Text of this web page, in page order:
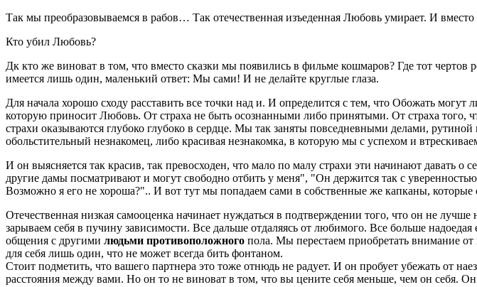
Так мы преобразовываемся в рабов… Так отечественная изъеденная Любовь умирает. И
Кто убил Любовь?
Дк кто же виноват в том, что вместо сказки мы появились в фильме кошмаров? Где тот
имеется лишь один, маленький ответ: Мы сами! И не делайте круглые глаза.
Для начала хорошо сходу расставить все точки над и. И определится с тем, что Обожать
которую приносит Любовь. От страха не быть осознанными либо принятыми. От страха того,
страхи оказываются глубоко глубоко в сердце. Мы так заняты повседневными делами,
обольстительный незнакомец, либо красивая незнакомка, в которую мы с успехом и
И он выясняется так красив, так превосходен, что мало по малу страхи эти начинают давать о
другие дамы посматривают и могут свободно отбить у меня", "Он держится так с
Возможно я его не хороша?".. И вот тут мы попадаем сами в собственные же капканы, которые
Отечественная низкая самооценка начинает нуждаться в подтверждении того, что он не
зарываем себя в пучину зависимости. Все дальше отдаляясь от любимого. Все больше
общения с другими людьми противоположного пола. Мы перестаем приобретать внимание
для себя лишь один, что не может всегда бить фонтаном.
Стоит подметить, что вашего партнера это тоже отнюдь не радует. И он пробует убежать от
расстояния между вами. Но он то не виноват в том, что вы цените себя меньше, чем он себя.